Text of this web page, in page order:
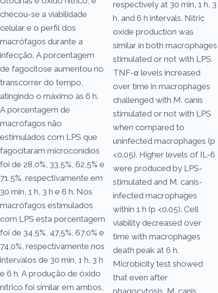
checou-se a viabilidade
celular e o perfil dos
macrófagos durante a
infecção. A porcentagem
de fagocitose aumentou no
transcorrer do tempo,
atingindo o máximo às 6 h.
A porcentagem de
macrófagos não
estimulados com LPS que
fagocitaram microconídios
foi de 28,0%, 33,5%, 62,5% e
71,5%, respectivamente em
30 min, 1 h, 3 h e 6 h. Nos
macrófagos estimulados
com LPS esta porcentagem
foi de 34,5%, 47,5%, 67,0% e
74,0%, respectivamente nos
intervalos de 30 min, 1 h, 3 h
e 6 h. A produção de óxido
nítrico foi similar em ambos,
respectively at 30 min, 1 h, 3
h, and 6 h intervals. Nitric
oxide production was
similar in both macrophages
stimulated or not with LPS.
TNF-α levels increased
over time in macrophages
challenged with M. canis
stimulated or not with LPS
when compared to
uninfected macrophages (p
<0.05). Higher levels of IL-6
were produced by LPS-
stimulated and M. canis-
infected macrophages
within 1 h (p <0.05). Cell
viability decreased over
time with macrophages
death peak at 6 h.
Microbicity test showed
that even after
phagocytosis, M. canis